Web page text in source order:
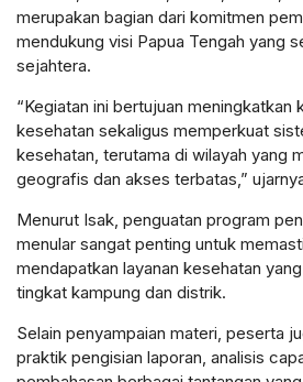
merupakan bagian dari komitmen
mendukung visi Papua Tengah yang
sejahtera.
“Kegiatan ini bertujuan meningkatkan
kesehatan sekaligus memperkuat
kesehatan, terutama di wilayah yang
geografis dan akses terbatas,”
Menurut Isak, penguatan program
menular sangat penting untuk
mendapatkan layanan kesehatan
tingkat kampung dan distrik.
Selain penyampaian materi, peserta
praktik pengisian laporan, analisis